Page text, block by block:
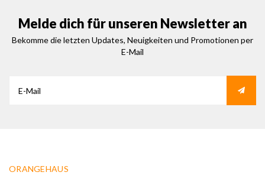
Melde dich für unseren Newsletter an
Bekomme die letzten Updates, Neuigkeiten und Promotionen per
E-Mail
ORANGEHAUS